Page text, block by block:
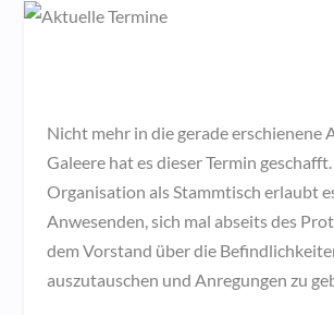
Nicht mehr in die gerade erschienene
Galeere hat es dieser Termin
Organisation als Stammtisch erlaubt
Anwesenden, sich mal abseits des
dem Vorstand über die
auszutauschen und Anregungen zu